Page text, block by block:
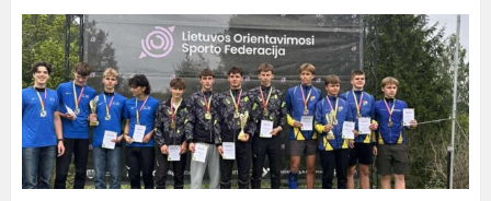
Puikūs
orientacininkų
rezultatai!